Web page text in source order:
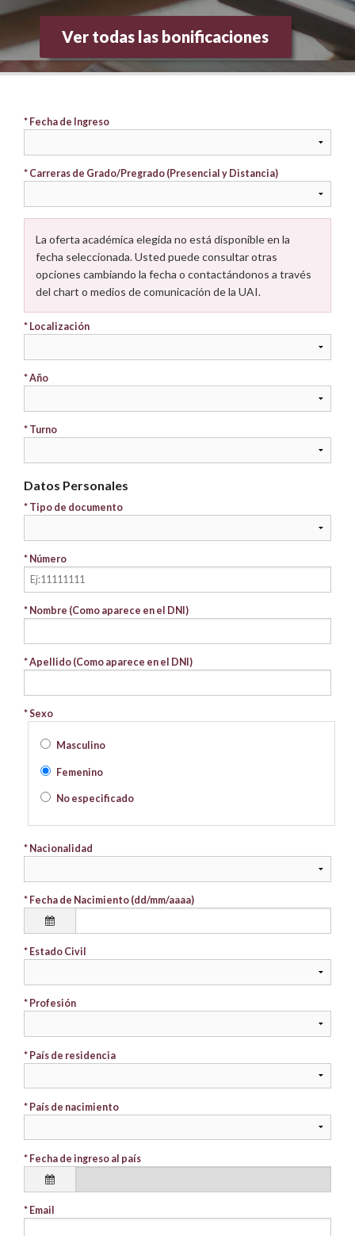
Investigación
Docencia
SIAC
Ver todas las bonificaciones
* Fecha de Ingreso
* Carreras de Grado/Pregrado (Presencial y Distancia)
La oferta académica elegida no está disponible en la
fecha seleccionada. Usted puede consultar otras
opciones cambiando la fecha o contactándonos a través
del chart o medios de comunicación de la UAI.
* Localización
* Año
* Turno
Datos Personales
* Tipo de documento
* Número
* Nombre (Como aparece en el DNI)
* Apellido (Como aparece en el DNI)
* Sexo
Masculino
Femenino
No especificado
* Nacionalidad
* Fecha de Nacimiento (dd/mm/aaaa)
* Estado Civil
* Profesión
* País de residencia
* País de nacimiento
* Fecha de ingreso al país
* Email